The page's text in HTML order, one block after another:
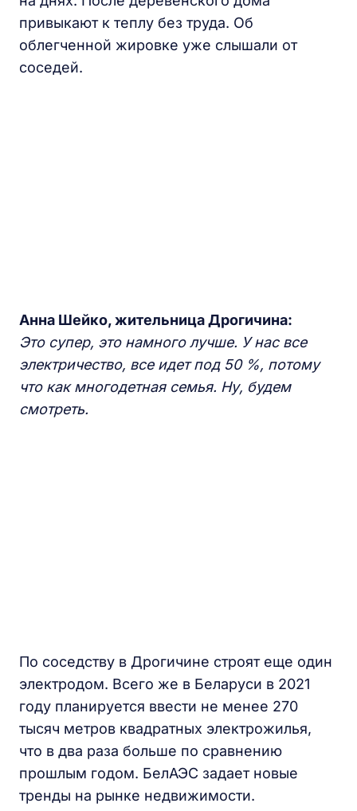
привыкают к теплу без труда. Об
облегченной жировке уже слышали от
соседей.
Анна Шейко,жительница Дрогичина:
Это супер, это намного лучше. Унас все
электричество, все идет под 50 %, потому
что как многодетная семья. Ну, будем
смотреть.
По соседству в Дрогичине строят еще один
электродом. Всего же в Беларуси в 2021
году планируется ввести не менее 270
тысяч метров квадратных электрожилья,
что в два раза больше по сравнению
прошлым годом. БелАЭС задает новые
тренды на рынке недвижимости.